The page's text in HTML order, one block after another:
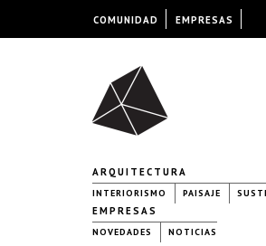
ARQUITECTURA
INTERIORISMO PAISAJE
EMPRESAS
NOVEDADES NOTICIAS
COMUNIDAD EMPRESAS